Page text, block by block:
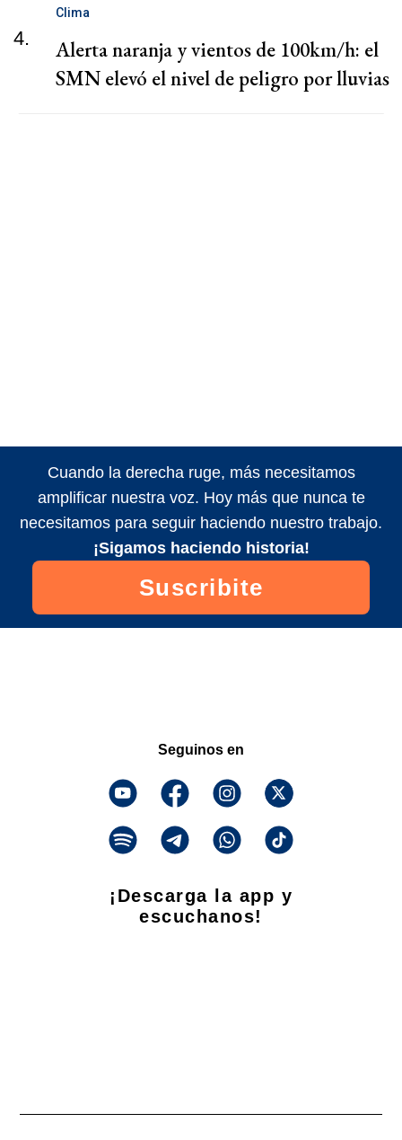
4.
Clima
Alerta naranja y vientos de 100km/h: el
SMN elevó el nivel de peligro por lluvias
Cuando la derecha ruge, más necesitamos
amplificar nuestra voz. Hoy más que nunca te
necesitamos para seguir haciendo nuestro trabajo.
¡Sigamos haciendo historia!
Suscribite
Seguinos en
¡Descarga la app y
escuchanos!